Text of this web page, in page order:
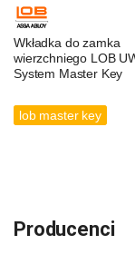
Wkładka do zamka
wierzchniego LOB
System Master Key
lob master key
Producenci